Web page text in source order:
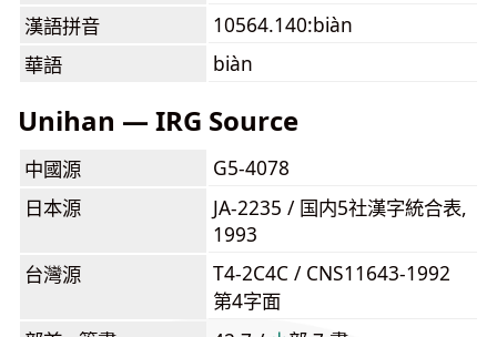
漢語拼音
10564.140:biàn
華語
biàn
Unihan — IRG Source
中國源
G5-4078
日本源
JA-2235 / 国内5社漢字統合表,
1993
台灣源
T4-2C4C / CNS11643-1992
第4字面